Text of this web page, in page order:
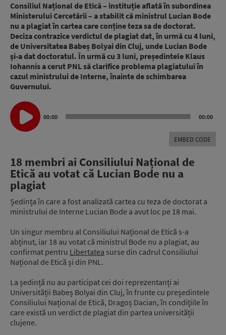
Consiliul Național de Etică – instituție aflată în subordinea
Ministerului Cercetării – a stabilit că ministrul Lucian Bode
nu a plagiat în cartea care conține teza sa de doctorat.
Deciza contrazice verdictul de plagiat dat, în urmă cu 4 luni,
de Universitatea Babeș Bolyai din Cluj, unde Lucian Bode
și-a dat doctoratul. În urmă cu 3 luni, președintele Klaus
Iohannis a cerut PNL să clarifice problema plagiatului în
cazul ministrului de Interne, înainte de schimbarea
Guvernului.
Audio
Player
00:00 00:00
EMBED CODE
18 membri ai Consiliului Național de
Etică au votat că Lucian Bode nu a
plagiat
Ședința în care a fost analizată cartea cu teza de doctorat a
ministrului de Interne Lucian Bode a avut loc pe 18 mai.
Un singur membru al Consiliului Național de Etică s-a
abținut, iar 18 au votat că ministrul Bode nu a plagiat, au
confirmat pentru Libertatea surse din cadrul Consiliului
Național de Etică și din PNL.
La ședință nu au participat cei doi reprezentanți ai
Universității Babeș Bolyai din Cluj, în frunte cu președintele
Consiliului Național de Etică, Dragoș Dacian, în condițiile în
care există un verdict de plagiat din partea universității
clujene.